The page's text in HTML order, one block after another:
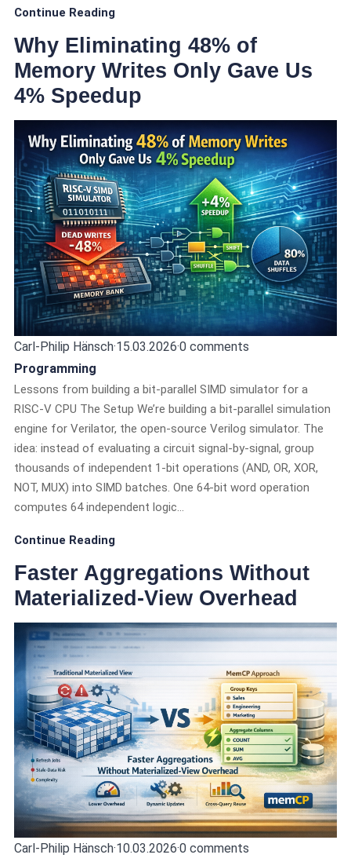
Continue Reading
Why Eliminating 48% of
Memory Writes Only Gave Us
4% Speedup
Carl-Philip Hänsch·15.03.2026·0 comments
Programming
Lessons from building a bit-parallel SIMD simulator for a
RISC-V CPU The Setup We’re building a bit-parallel simulation
engine for Verilator, the open-source Verilog simulator. The
idea: instead of evaluating a circuit signal-by-signal, group
thousands of independent 1-bit operations (AND, OR, XOR,
NOT, MUX) into SIMD batches. One 64-bit word operation
computes 64 independent logic…
Continue Reading
Faster Aggregations Without
Materialized-View Overhead
Carl-Philip Hänsch·10.03.2026·0 comments